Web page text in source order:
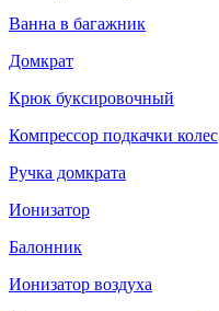
Ванна в багажник
Домкрат
Крюк буксировочный
Компрессор подкачки колес
Ручка домкрата
Ионизатор
Балонник
Ионизатор воздуха